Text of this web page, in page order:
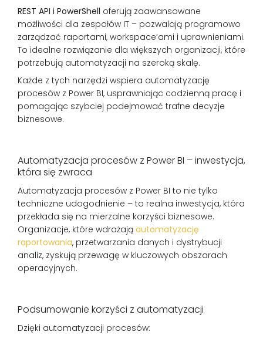
REST API i PowerShell oferują zaawansowane
możliwości dla zespołów IT – pozwalają programowo
zarządzać raportami, workspace’ami i uprawnieniami.
To idealne rozwiązanie dla większych organizacji, które
potrzebują automatyzacji na szeroką skalę.
Każde z tych narzędzi wspiera automatyzację
procesów z Power BI, usprawniając codzienną pracę i
pomagając szybciej podejmować trafne decyzje
biznesowe.
Automatyzacja procesów z Power BI – inwestycja,
która się zwraca
Automatyzacja procesów z Power BI to nie tylko
techniczne udogodnienie – to realna inwestycja, która
przekłada się na mierzalne korzyści biznesowe.
Organizacje, które wdrażają automatyzację
raportowania, przetwarzania danych i dystrybucji
analiz, zyskują przewagę w kluczowych obszarach
operacyjnych.
Podsumowanie korzyści z automatyzacji
Dzięki automatyzacji procesów: